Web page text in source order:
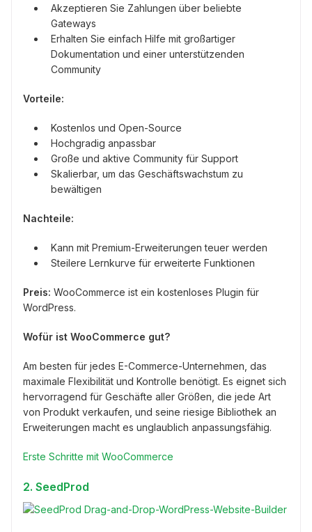
Akzeptieren Sie Zahlungen über beliebte
Gateways
Erhalten Sie einfach Hilfe mit großartiger
Dokumentation und einer unterstützenden
Community
Vorteile:
Kostenlos und Open-Source
Hochgradig anpassbar
Große und aktive Community für Support
Skalierbar, um das Geschäftswachstum zu
bewältigen
Nachteile:
Kann mit Premium-Erweiterungen teuer werden
Steilere Lernkurve für erweiterte Funktionen
Preis: WooCommerce ist ein kostenloses Plugin für
WordPress.
Wofür ist WooCommerce gut?
Am besten für jedes E-Commerce-Unternehmen, das
maximale Flexibilität und Kontrolle benötigt. Es eignet sich
hervorragend für Geschäfte aller Größen, die jede Art
von Produkt verkaufen, und seine riesige Bibliothek an
Erweiterungen macht es unglaublich anpassungsfähig.
Erste Schritte mit WooCommerce
2. SeedProd